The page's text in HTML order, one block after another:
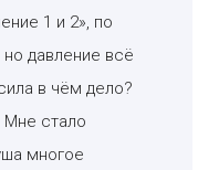
1 и 2», по
давление всё
в чём дело?
Мне стало
многое